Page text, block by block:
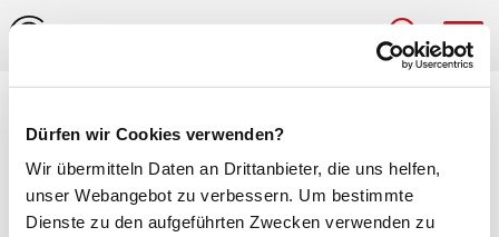
Dürfen wir Cookies verwenden?
Wir übermitteln Daten an Drittanbieter, die uns helfen,
unser Webangebot zu verbessern. Um bestimmte
Dienste zu den aufgeführten Zwecken verwenden zu
Nüchternwert
Konzentration eines bestimmten Stoffs in den